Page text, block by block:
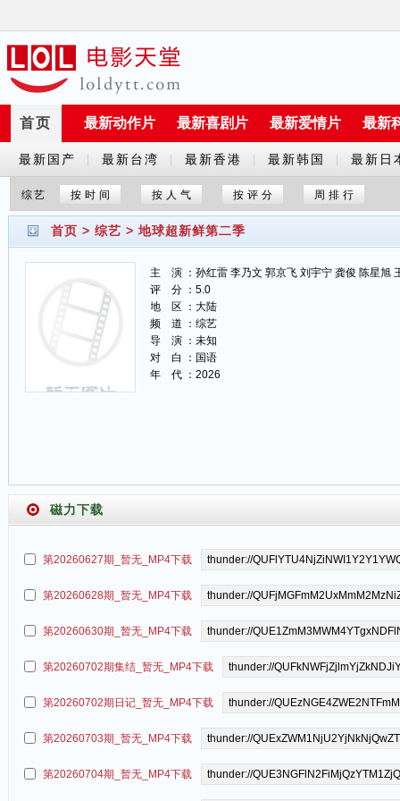
首页 最新动作片 最新喜剧片 最新爱情片 最新
最新国产
剧
最新台湾 最新香港 最新韩国 最新日
综艺 按时间 按人气 按评分 周排行
首页 > 综艺 > 地球超新鲜第二季
主 演 ：孙红雷 李乃文 郭京飞 刘宇宁 龚俊 陈星旭
评 分 ：5.0
地 区 ：大陆
频 道 ：综艺
导 演 ：未知
对 白 ：国语
年 代 ：2026
磁力下载
第20260627期_暂无_MP4下载
第20260628期_暂无_MP4下载
第20260630期_暂无_MP4下载
第20260702期集结_暂无_MP4下载
第20260702期日记_暂无_MP4下载
第20260703期_暂无_MP4下载
第20260704期_暂无_MP4下载